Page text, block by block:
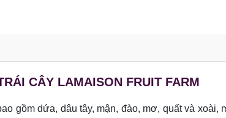
CÂY LAMAISON FRUIT FARM
gồm dứa, dâu tây, mận, đào, mơ, quất và xoài,